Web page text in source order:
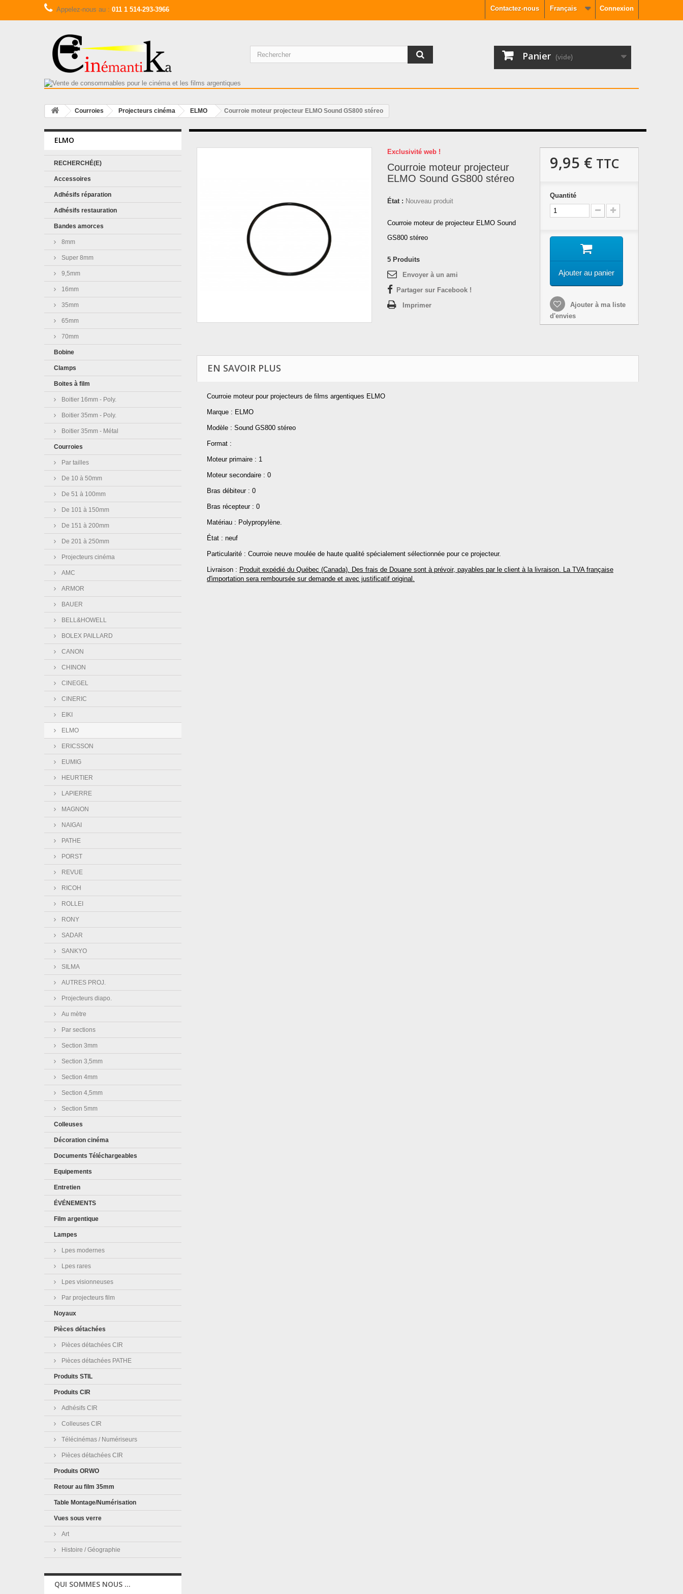
Connexion
Français
Contactez-nous
Appelez-nous au : 011 1 514-293-3966
Panier (vide)
Courroies Projecteurs cinéma ELMO Courroie moteur projecteur ELMO Sound GS800 stéreo
ELMO
RECHERCHÉ(E)
Accessoires
Adhésifs réparation
Adhésifs restauration
Bandes amorces
8mm
Super 8mm
9,5mm
16mm
35mm
65mm
70mm
Bobine
Clamps
Boites à film
Boitier 16mm - Poly.
Boitier 35mm - Poly.
Boitier 35mm - Métal
Courroies
Par tailles
De 10 à 50mm
De 51 à 100mm
De 101 à 150mm
De 151 à 200mm
De 201 à 250mm
Projecteurs cinéma
AMC
ARMOR
BAUER
BELL&HOWELL
BOLEX PAILLARD
CANON
CHINON
CINEGEL
CINERIC
EIKI
ELMO
ERICSSON
EUMIG
HEURTIER
LAPIERRE
MAGNON
NAIGAI
PATHE
PORST
REVUE
RICOH
ROLLEI
RONY
SADAR
SANKYO
SILMA
AUTRES PROJ.
Projecteurs diapo.
Au mètre
Par sections
Section 3mm
Section 3,5mm
Section 4mm
Section 4,5mm
Section 5mm
Colleuses
Décoration cinéma
Documents Téléchargeables
Equipements
Entretien
ÉVÉNEMENTS
Film argentique
Lampes
Lpes modernes
Lpes rares
Lpes visionneuses
Par projecteurs film
Noyaux
Pièces détachées
Pièces détachées CIR
Pièces détachées PATHE
Produits STIL
Produits CIR
Adhésifs CIR
Colleuses CIR
Télécinémas / Numériseurs
Pièces détachées CIR
Produits ORWO
Retour au film 35mm
Table Montage/Numérisation
Vues sous verre
Art
Histoire / Géographie
QUI SOMMES NOUS ...
Exclusivité web !
Courroie moteur projecteur
ELMO Sound GS800 stéreo
État : Nouveau produit
Courroie moteur de projecteur ELMO Sound
GS800 stéreo
5 Produits
Envoyer à un ami
Partager sur Facebook !
Imprimer
9,95 € TTC
Quantité
Ajouter au panier
Ajouter à ma liste
d'envies
EN SAVOIR PLUS
Courroie moteur pour projecteurs de films argentiques ELMO
Marque : ELMO
Modèle : Sound GS800 stéreo
Format :
Moteur primaire : 1
Moteur secondaire : 0
Bras débiteur : 0
Bras récepteur : 0
Matériau : Polypropylène.
État : neuf
Particularité : Courroie neuve moulée de haute qualité spécialement sélectionnée pour ce projecteur.
Livraison : Produit expédié du Québec (Canada). Des frais de Douane sont à prévoir, payables par le client à la livraison. La TVA française
d'importation sera remboursée sur demande et avec justificatif original.